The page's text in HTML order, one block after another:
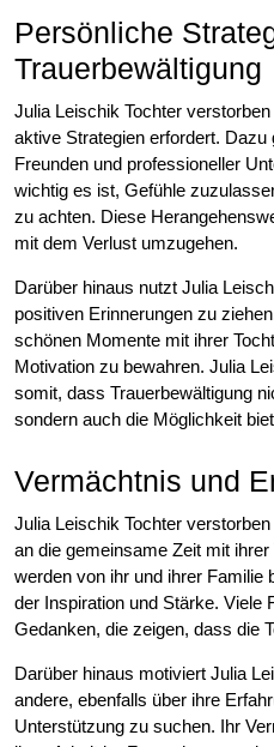
Persönliche
Trauerbewältigung
Julia Leischik Tochter
aktive Strategien erfordert.
Freunden und professioneller
wichtig es ist, Gefühle
zu achten. Diese
mit dem Verlust umzugehen.
Darüber hinaus nutzt Julia
positiven Erinnerungen zu
schönen Momente mit ihrer
Motivation zu bewahren. Julia
somit, dass Trauerbewältigung
sondern auch die Möglichkeit
Vermächtnis und
Julia Leischik Tochter
an die gemeinsame Zeit mit
werden von ihr und ihrer Familie
der Inspiration und Stärke. Viele
Gedanken, die zeigen, dass die
Darüber hinaus motiviert Julia
andere, ebenfalls über ihre
Unterstützung zu suchen. Ihr